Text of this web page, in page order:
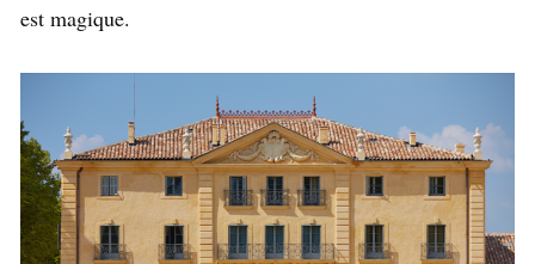
est magique.